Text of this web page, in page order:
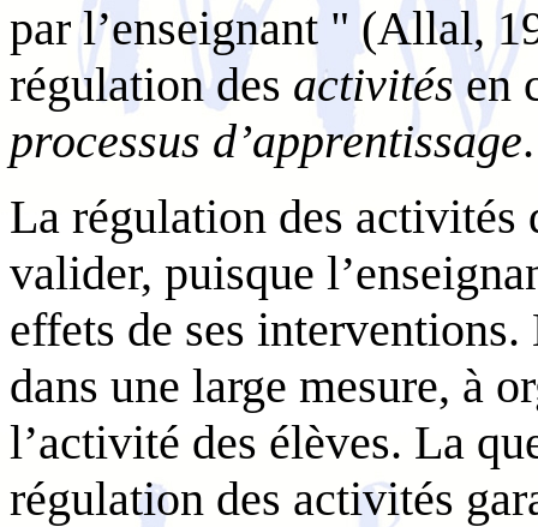
par l’enseignant " (Allal,
régulation des activitésen
processus d’apprentissage.
La régulation des activités
valider, puisque
effets de ses
dans une large mesure, à
l’activité des élèves. La
régulation des activités